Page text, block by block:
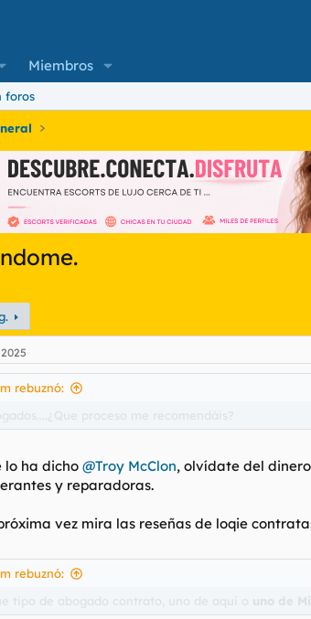
Miembros
foros
rebuznó:
proceso me recomendáis?
lo ha dicho @Troy McClon, olvídate del
y reparadoras.
vez mira las reseñas de loqie
rebuznó:
tipo de abogado contrato, uno de aqui o uno de